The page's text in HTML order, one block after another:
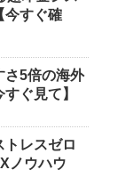
今すぐ確
さ5倍の海外
ぐ見て】
トレスゼロ
ノウハウ